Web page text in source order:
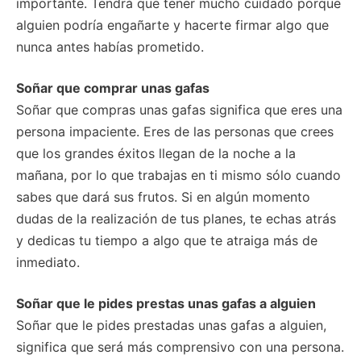
alguien podría engañarte y hacerte firmar algo que
nunca antes habías prometido.
Soñar que comprar unas gafas
Soñar que compras unas gafas significa que eres una
persona impaciente. Eres de las personas que crees
que los grandes éxitos llegan de la noche a la
mañana, por lo que trabajas en ti mismo sólo cuando
sabes que dará sus frutos. Si en algún momento
dudas de la realización de tus planes, te echas atrás
y dedicas tu tiempo a algo que te atraiga más de
inmediato.
Soñar que le pides prestas unas gafas a alguien
Soñar que le pides prestadas unas gafas a alguien,
significa que será más comprensivo con una persona.